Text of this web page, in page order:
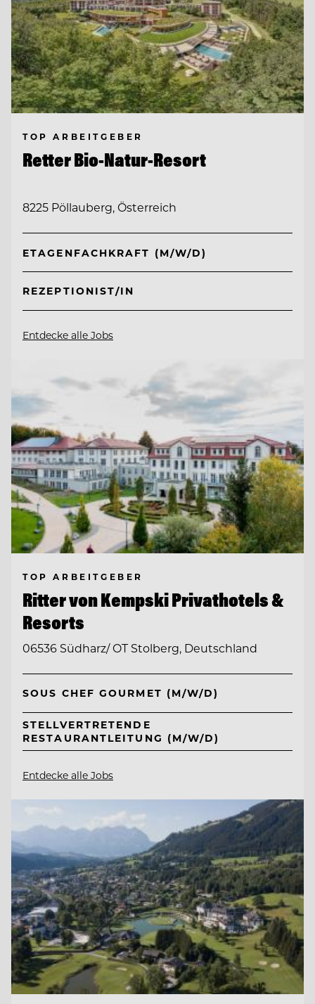
TOP ARBEITGEBER
Retter Bio-Natur-Resort
8225 Pöllauberg, Österreich
ETAGENFACHKRAFT (M/W/D)
REZEPTIONIST/IN
Entdecke alle Jobs
TOP ARBEITGEBER
Ritter von Kempski Privathotels &
Resorts
06536 Südharz/ OT Stolberg, Deutschland
SOUS CHEF GOURMET (M/W/D)
STELLVERTRETENDE
RESTAURANTLEITUNG (M/W/D)
Entdecke alle Jobs